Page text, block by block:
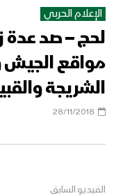
الإعلام الحربي
لحج – صد عدة
مواقع الجيش
الشريجة
28/11/2018
الفيديو السابق